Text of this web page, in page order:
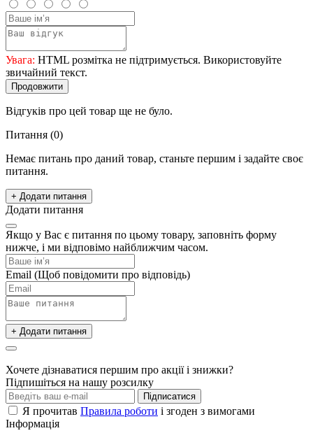
Увага: HTML розмітка не підтримується. Використовуйте
звичайний текст.
Продовжити
Відгуків про цей товар ще не було.
Питання (0)
Немає питань про даний товар, станьте першим і задайте своє
питання.
+ Додати питання
Додати питання
Якщо у Вас є питання по цьому товару, заповніть форму
нижче, і ми відповімо найближчим часом.
Email (Щоб повідомити про відповідь)
+ Додати питання
Хочете дізнаватися першим про акції і знижки?
Підпишіться на нашу розсилку
Підписатися
Я прочитав Правила роботи і згоден з вимогами
Інформація